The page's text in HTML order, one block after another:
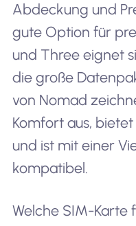
Abdeckung und
gute Option für
und Three eignet
die große
von Nomad
Komfort aus,
und ist mit einer
kompatibel.
Welche SIM-Karte